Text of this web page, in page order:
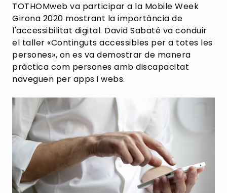
TOTHOMweb va participar a la Mobile Week
Girona 2020 mostrant la importància de
l'accessibilitat digital. David Sabaté va conduir
el taller «Continguts accessibles per a totes les
persones», on es va demostrar de manera
pràctica com persones amb discapacitat
naveguen per apps i webs.